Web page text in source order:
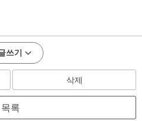
쓰기
삭제
목록